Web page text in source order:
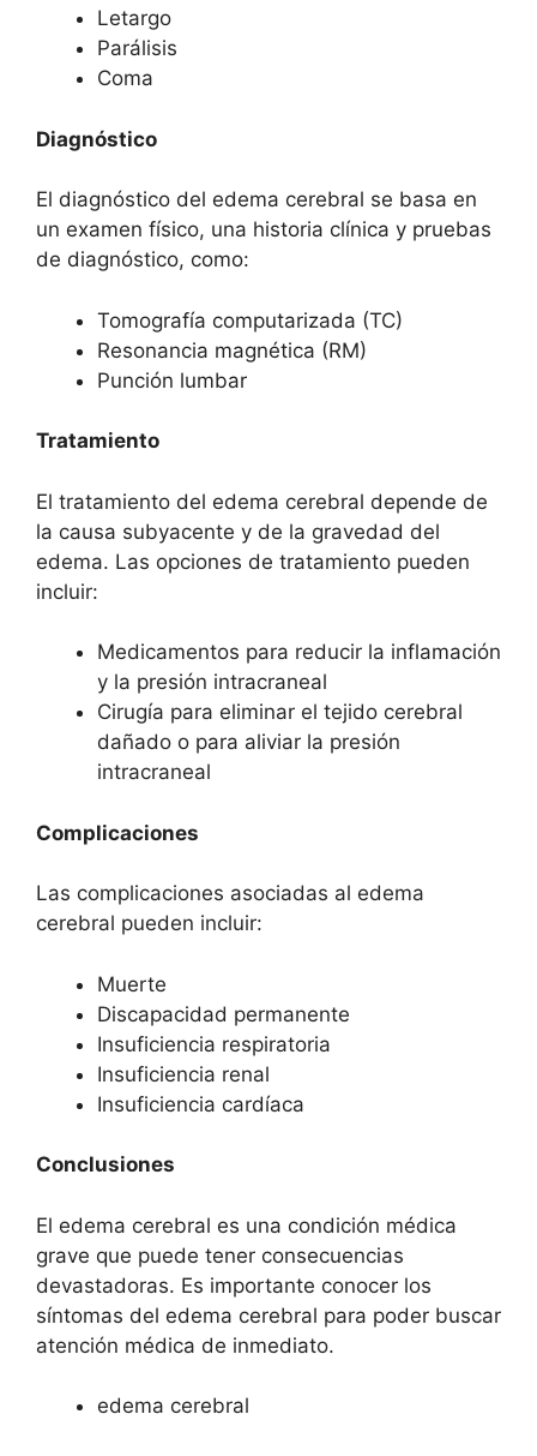
Letargo
Parálisis
Coma
Diagnóstico
El diagnóstico del edema cerebral se basa en
un examen físico, una historia clínica y pruebas
de diagnóstico, como:
Tomografía computarizada (TC)
Resonancia magnética (RM)
Punción lumbar
Tratamiento
El tratamiento del edema cerebral depende de
la causa subyacente y de la gravedad del
edema. Las opciones de tratamiento pueden
incluir:
Medicamentos para reducir la inflamación
y la presión intracraneal
Cirugía para eliminar el tejido cerebral
dañado o para aliviar la presión
intracraneal
Complicaciones
Las complicaciones asociadas al edema
cerebral pueden incluir:
Muerte
Discapacidad permanente
Insuficiencia respiratoria
Insuficiencia renal
Insuficiencia cardíaca
Conclusiones
El edema cerebral es una condición médica
grave que puede tener consecuencias
devastadoras. Es importante conocer los
síntomas del edema cerebral para poder buscar
atención médica de inmediato.
edema cerebral